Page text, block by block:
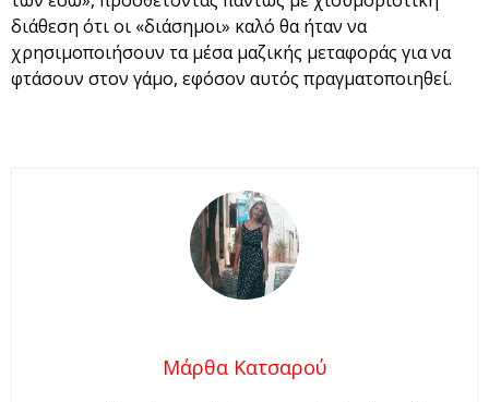
διάθεση ότι οι «διάσημοι» καλό θα ήταν να
χρησιμοποιήσουν τα μέσα μαζικής μεταφοράς για να
φτάσουν στον γάμο, εφόσον αυτός πραγματοποιηθεί.
Μάρθα Κατσαρού